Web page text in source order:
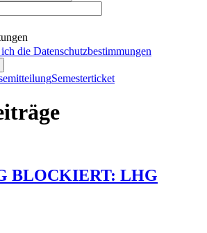
die Datenschutzbestimmungen
Semesterticket
BLOCKIERT: LHG